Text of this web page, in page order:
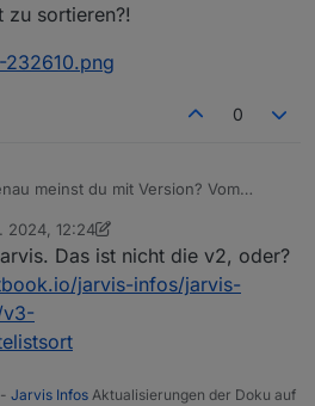
zu sortieren?!
232610.png
0
meinst du mit Version? Vom
untereinander angeordnet
Gibt es die Möglichkeit die
zu sortieren?!
232610.png
2024, 12:24
Das ist nicht die v2, oder?
jarvis-infos/jarvis-
Jarvis Infos Aktualisierungen der Doku auf